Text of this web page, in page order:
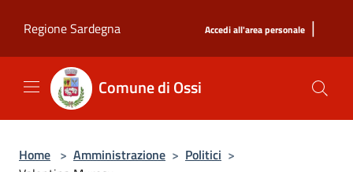
Regione Sardegna
Accedi all'area personale |
Comune di Ossi
Home > Amministrazione > Politici >